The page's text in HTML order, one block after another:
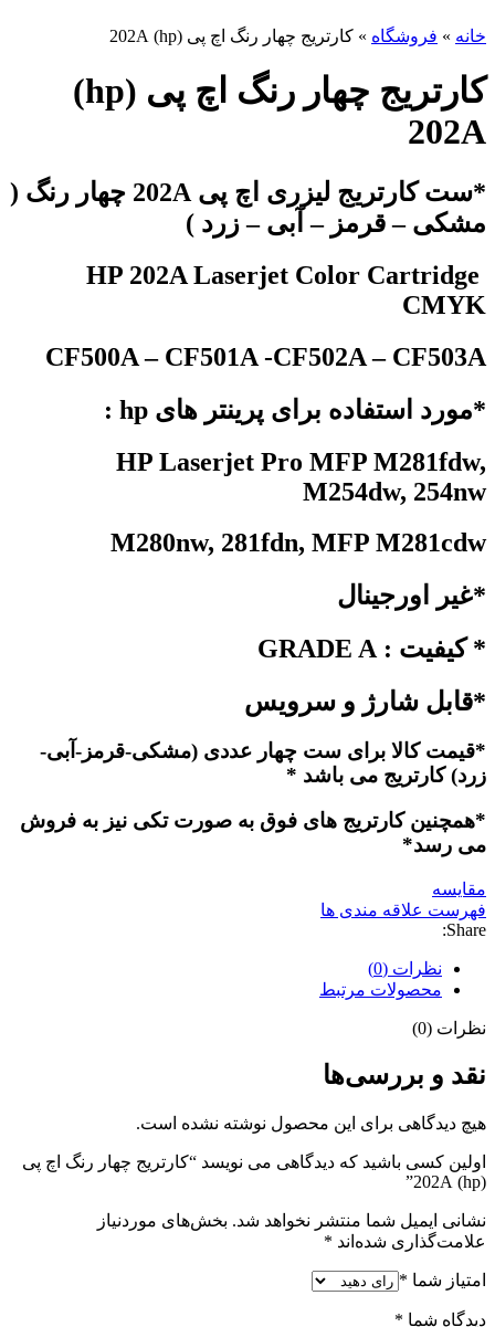
خانه » فروشگاه » کارتریج چهار رنگ اچ پی (hp) 202A
کارتریج چهار رنگ اچ پی (hp)
202A
*ست کارتریج لیزری اچ پی 202A چهار رنگ (
مشکی – قرمز – آبی – زرد )
HP 202A Laserjet Color Cartridge
CMYK
CF500A – CF501A -CF502A – CF503A
*مورد استفاده برای پرینتر های hp :
HP Laserjet Pro MFP M281fdw,
M254dw, 254nw
M280nw, 281fdn, MFP M281cdw
*غیر اورجینال
* کیفیت : GRADE A
*قابل شارژ و سرویس
*قیمت کالا برای ست چهار عددی (مشکی-قرمز-آبی-
زرد) کارتریج می باشد *
*همچنین کارتریج های فوق به صورت تکی نیز به فروش
می رسد*
مقایسه
فهرست علاقه مندی ها
Share:
نظرات (0)
محصولات مرتبط
نظرات (0)
نقد و بررسی‌ها
هیچ دیدگاهی برای این محصول نوشته نشده است.
اولین کسی باشید که دیدگاهی می نویسد “کارتریج چهار رنگ اچ پی
(hp) 202A”
نشانی ایمیل شما منتشر نخواهد شد. بخش‌های موردنیاز
علامت‌گذاری شده‌اند *
امتیاز شما *
دیدگاه شما *